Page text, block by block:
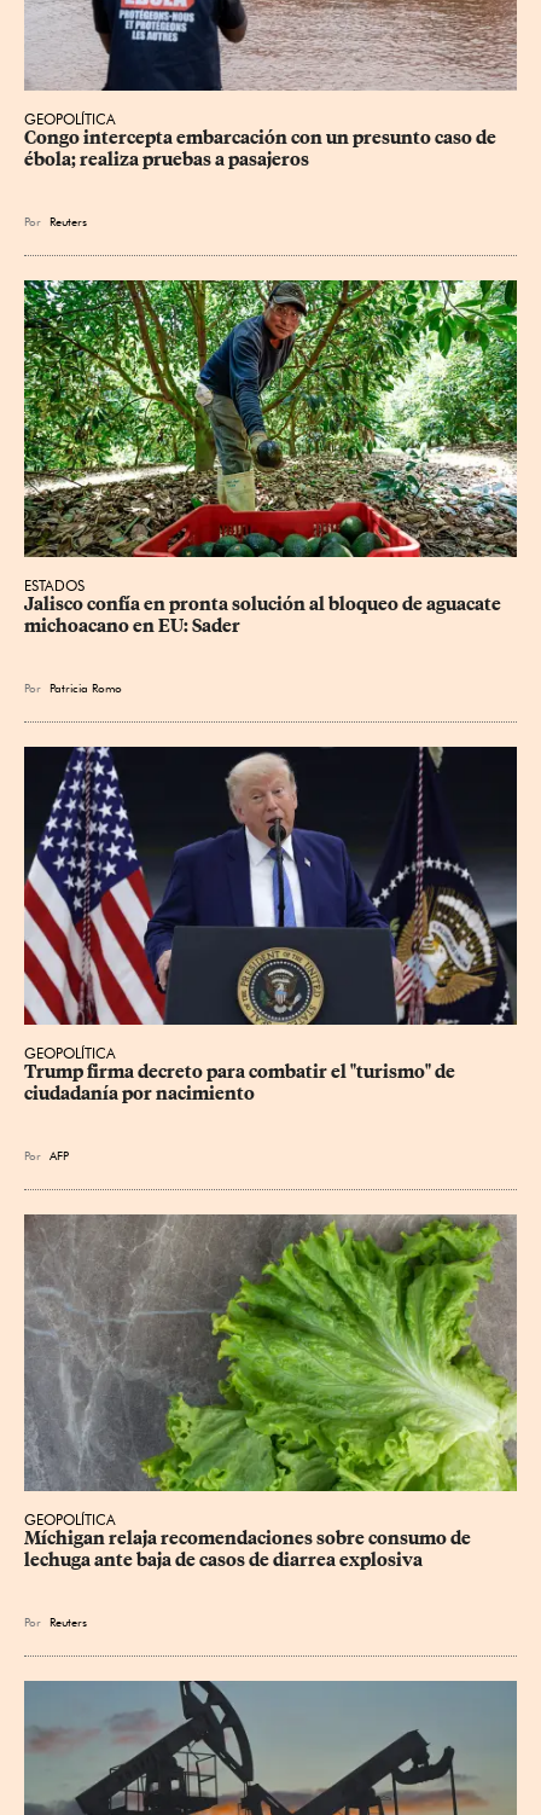
GEOPOLÍTICA
Congo intercepta embarcación con un presunto caso de
ébola; realiza pruebas a pasajeros
Por Reuters
ESTADOS
Jalisco confía en pronta solución al bloqueo de aguacate
michoacano en EU: Sader
Por Patricia Romo
GEOPOLÍTICA
Trump firma decreto para combatir el "turismo" de
ciudadanía por nacimiento
Por AFP
GEOPOLÍTICA
Míchigan relaja recomendaciones sobre consumo de
lechuga ante baja de casos de diarrea explosiva
Por Reuters